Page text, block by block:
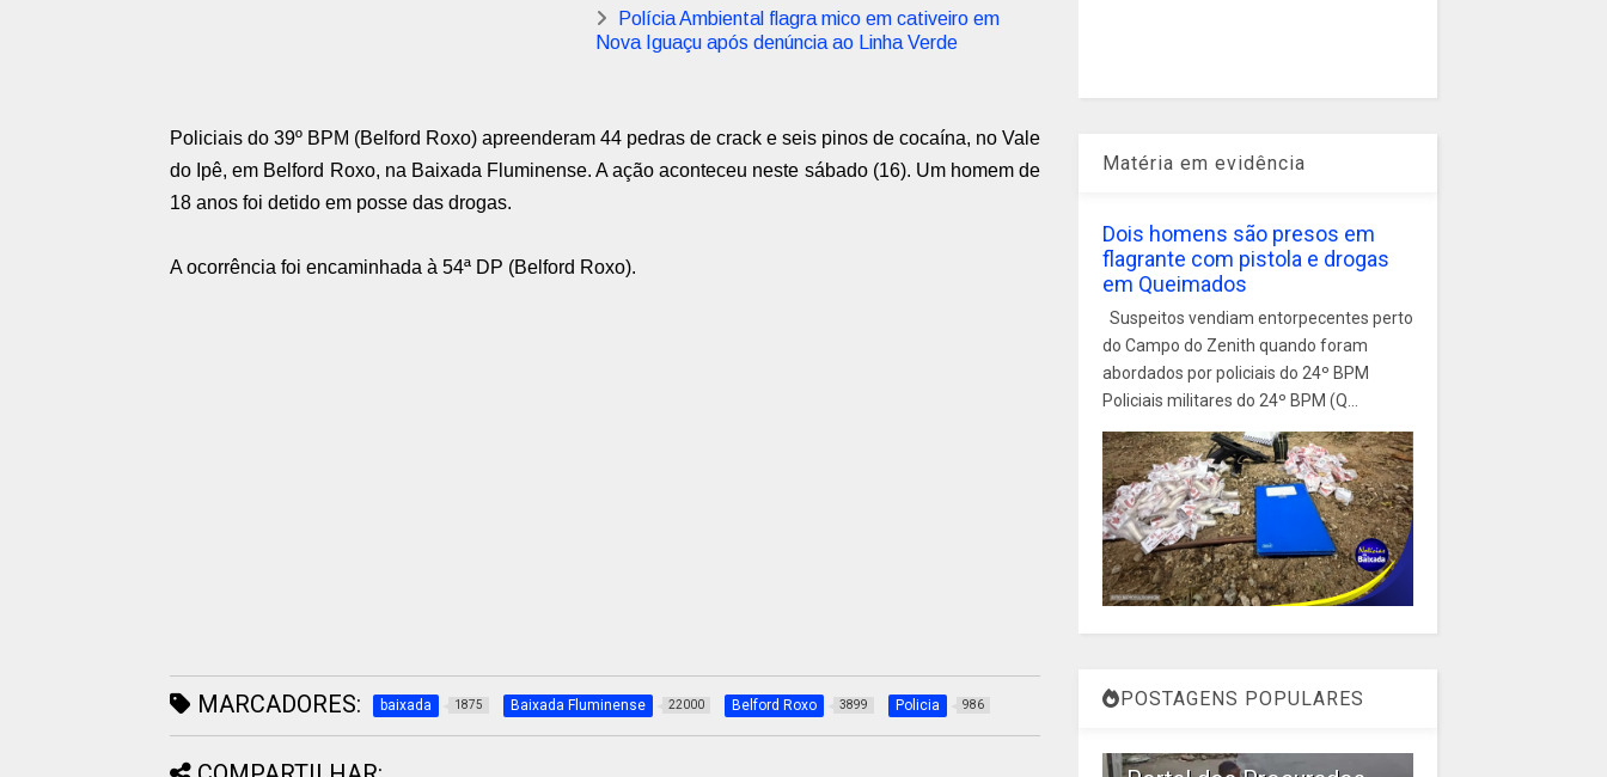
Polícia Ambiental flagra mico em cativeiro em
Nova Iguaçu após denúncia ao Linha Verde
Policiais do 39º BPM (Belford Roxo) apreenderam 44 pedras de crack e seis pinos de cocaína, no Vale
do Ipê, em Belford Roxo, na Baixada Fluminense. A ação aconteceu neste sábado (16). Um homem de
18 anos foi detido em posse das drogas.
A ocorrência foi encaminhada à 54ª DP (Belford Roxo).
MARCADORES: baixada 1875 Baixada Fluminense 22000 Belford Roxo 3899 Policia 986
Matéria em evidência
Dois homens são presos em
flagrante com pistola e drogas
em Queimados
Suspeitos vendiam entorpecentes perto
do Campo do Zenith quando foram
abordados por policiais do 24º BPM
Policiais militares do 24º BPM (Q...
POSTAGENS POPULARES